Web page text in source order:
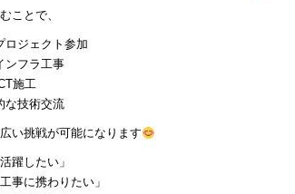
ことで、
ロジェクト参加
ンフラ工事
施工
な技術交流
い挑戦が可能になります
躍したい」
事に携わりたい」